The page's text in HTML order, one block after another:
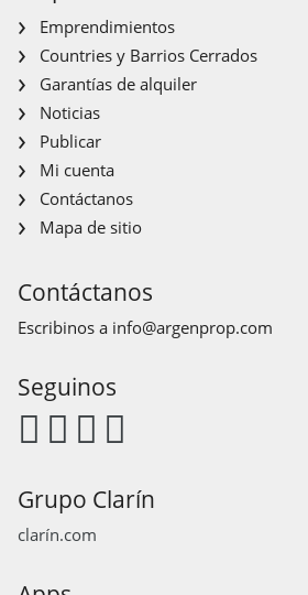
Emprendimientos
Countries y Barrios Cerrados
Garantías de alquiler
Noticias
Publicar
Mi cuenta
Contáctanos
Mapa de sitio
Contáctanos
Escribinos a info@argenprop.com
Seguinos
Grupo Clarín
clarín.com